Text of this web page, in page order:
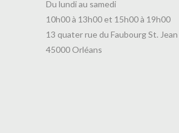
Du lundi au samedi
10h00 à 13h00 et 15h00 à 19h00
13 quater rue du Faubourg St. Jean
45000 Orléans